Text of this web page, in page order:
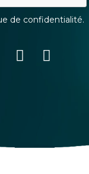
de confidentialité.